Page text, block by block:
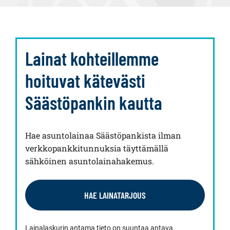
Lainat kohteillemme
hoituvat kätevästi
Säästöpankin kautta
Hae asuntolainaa Säästöpankista ilman
verkkopankkitunnuksia täyttämällä
sähköinen asuntolainahakemus.
HAE LAINATARJOUS
Lainalaskurin antama tieto on suuntaa antava.